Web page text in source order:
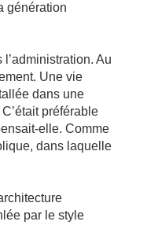
génération
Au
Une vie
dans une
préférable
elle. Comme
dans laquelle
par le style